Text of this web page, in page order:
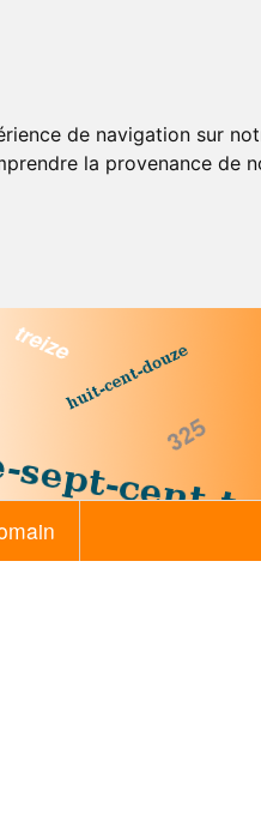
de navigation sur
la provenance de